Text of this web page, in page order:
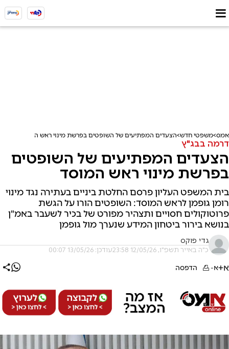
אמס משפטי חדש הצעדים המפתיעים של השופטים בפרשת מינוי ראש המוסד
דרמה בבג"ץ
הצעדים המפתיעים של השופטים
בפרשת מינוי ראש המוסד
בית המשפט העליון פרסם החלטת ביניים בעתירה נגד מינוי
רומן גופמן לראש המוסד: השופטים הורו על הגשת
פרוטוקולים חסויים ותצהיר מפורט של בכיר לשעבר באמ"ן
בנושא בירור ביטחון המידע שנערך מול גופמן
גדי פוקס
כ"ה באייר תשפ"ו, 12/05/26 23:58 עודכן: 13/05/26 00:07
א+א- הדפסה